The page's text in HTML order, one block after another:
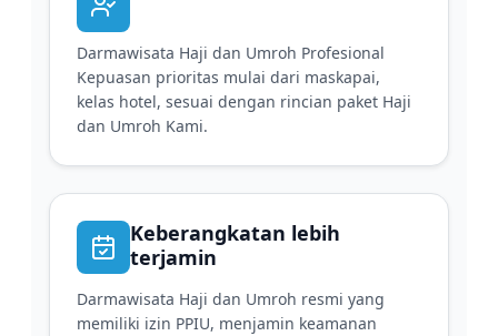
Darmawisata Haji dan Umroh Profesional
Kepuasan prioritas mulai dari maskapai,
kelas hotel, sesuai dengan rincian paket Haji
dan Umroh Kami.
Keberangkatan lebih
terjamin
Darmawisata Haji dan Umroh resmi yang
memiliki izin PPIU, menjamin keamanan